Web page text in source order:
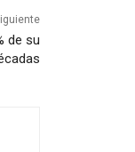
de su